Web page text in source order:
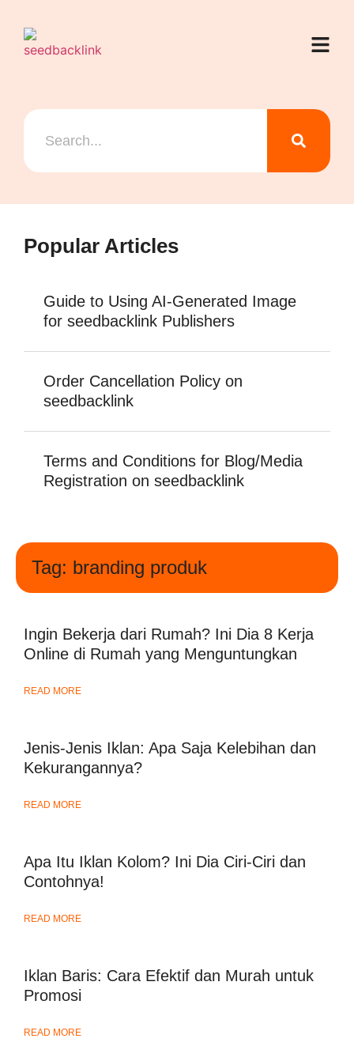
Popular Articles
Guide to Using AI-Generated Image
for seedbacklink Publishers
Order Cancellation Policy on
seedbacklink
Terms and Conditions for Blog/Media
Registration on seedbacklink
Tag: branding produk
Ingin Bekerja dari Rumah? Ini Dia 8 Kerja
Online di Rumah yang Menguntungkan
READ MORE
Jenis-Jenis Iklan: Apa Saja Kelebihan dan
Kekurangannya?
READ MORE
Apa Itu Iklan Kolom? Ini Dia Ciri-Ciri dan
Contohnya!
READ MORE
Iklan Baris: Cara Efektif dan Murah untuk
Promosi
READ MORE